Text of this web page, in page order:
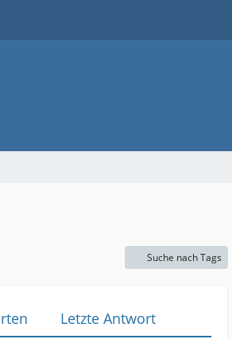
Suche nach Tags
Letzte Antwort